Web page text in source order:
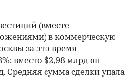
(вместе
в коммерческую
за это время
вместо $2,98 млрд он
Средняя сумма сделки упала